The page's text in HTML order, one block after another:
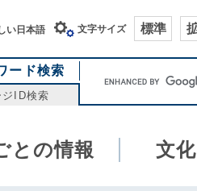
い日本語 文字サイズ 標準
ード検索
ジID検索
ワ
ド
索
との情報 文